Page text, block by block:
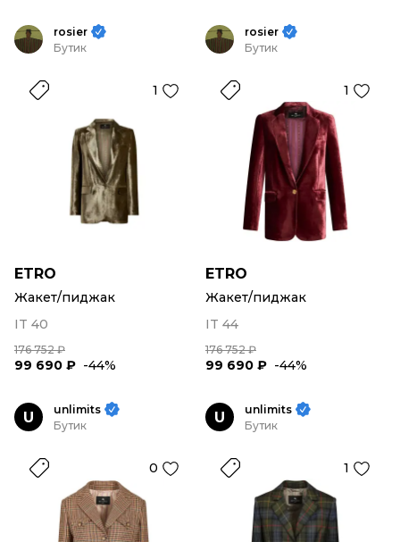
rosier
Бутик
1
ETRO
Жакет/пиджак
IT 40
176 752 ₽
99 690 ₽ -44%
rosier
Бутик
1
ETRO
Жакет/пиджак
IT 44
176 752 ₽
99 690 ₽ -44%
U
unlimits
Бутик
0
U
unlimits
Бутик
1